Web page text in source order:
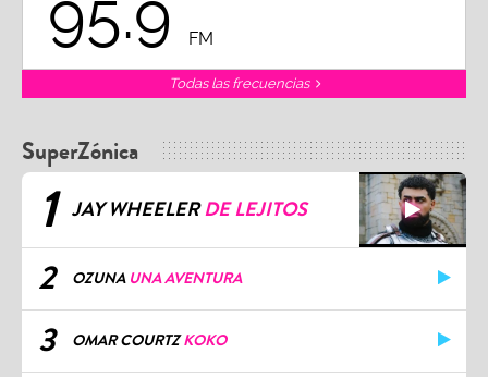
95.9 FM
Todas las frecuencias
SuperZónica
1 JAY WHEELERDE LEJITOS
2 OZUNA UNA AVENTURA
3 OMAR COURTZKOKO